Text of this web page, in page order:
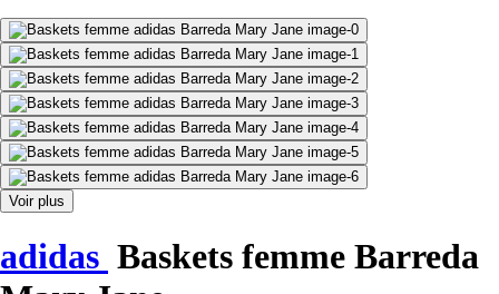
Voir plus
adidas Baskets femme Barreda